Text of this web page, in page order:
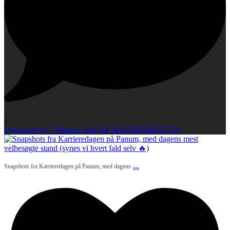
1
Open post by 75dasaim with ID 18350205589227754
Snapshots fra Karrieredagen på Panum, med dagens ...